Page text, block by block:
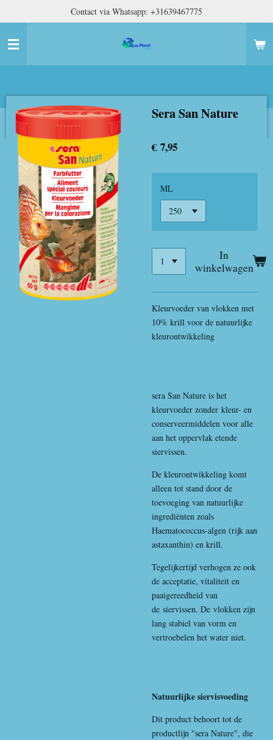
naar
hoofdinhoud
Contact via Whatsapp: +31639467775
Sera San Nature
€ 7,95
ML
In
winkelwagen
Kleurvoeder van vlokken met
10% krill voor de natuurlijke
kleurontwikkeling
sera San Nature is het
kleurvoeder zonder kleur- en
conserveermiddelen voor alle
aan het oppervlak etende
siervissen.
De kleurontwikkeling komt
alleen tot stand door de
toevoeging van natuurlijke
ingrediënten zoals
Haematococcus-algen (rijk aan
astaxanthin) en krill.
Tegelijkertijd verhogen ze ook
de acceptatie, vitaliteit en
paaigereedheid van
de siervissen. De vlokken zijn
lang stabiel van vorm en
vertroebelen het water niet.
Natuurlijke siervisvoeding
Dit product behoort tot de
productlijn "sera Nature", die